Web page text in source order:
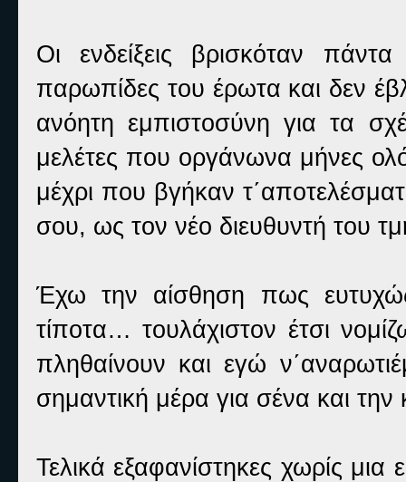
Οι ενδείξεις βρισκόταν
παρωπίδες του έρωτα και δεν
ανόητη εμπιστοσύνη για τα
μελέτες που οργάνωνα μήνες
μέχρι που βγήκαν
σου, ως τον νέο διευθυντή του
Έχω την αίσθηση πως
τίποτα… τουλάχιστον έτσι
πληθαίνουν και εγώ
σημαντική μέρα για σένα και την
Τελικά εξαφανίστηκες χωρίς